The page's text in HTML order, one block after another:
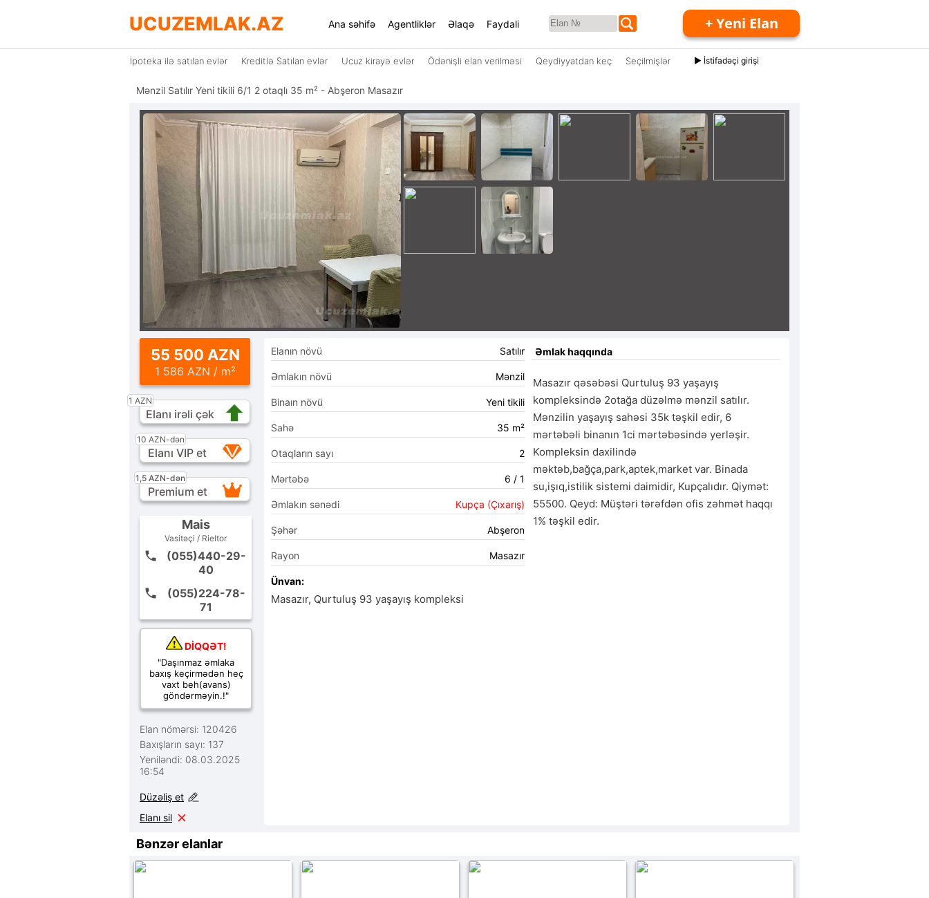
UCUZEMLAK.AZ Ana səhifə Agentliklər Əlaqə Faydali + Yeni Elan
İpoteka ilə satılan evlər Kreditlə Satılan evlər Ucuz kirayə evlər Ödənişli elan verilməsi Qeydiyyatdan keç Seçilmişlər ► İstifadəçi girişi
Mənzil Satılır Yeni tikili 6/1 2 otaqlı 35 m² - Abşeron Masazır
55 500 AZN
1 586 AZN / m²
1 AZN
Elanı irəli çək
10 AZN-dən
Elanı VIP et
1,5 AZN-dən
Premium et
Mais
Vasitəçi / Rieltor
(055)440-29-
40
(055)224-78-
71
DİQQƏT!
"Daşınmaz əmlaka
baxış keçirmədən heç
vaxt beh(avans)
göndərməyin.!"
Elan nömərsi: 120426
Baxışların sayı: 137
Yeniləndi: 08.03.2025
16:54
Düzəliş et
Elanı sil
Elanın növü Satılır
Əmlakın növü Mənzil
Binaın növü Yeni tikili
Sahə 35 m²
Otaqların sayı 2
Mərtəbə 6 / 1
Əmlakın sənədi Kupça (Çıxarış)
Şəhər Abşeron
Rayon Masazır
Ünvan:
Masazır, Qurtuluş 93 yaşayış kompleksi
Əmlak haqqında
Masazır qəsəbəsi Qurtuluş 93 yaşayış
kompleksində 2otağa düzəlmə mənzil satılır.
Mənzilin yaşayış sahəsi 35k təşkil edir, 6
mərtəbəli binanın 1ci mərtəbəsində yerləşir.
Kompleksin daxilində
məktəb,bağça,park,aptek,market var. Binada
su,işıq,istilik sistemi daimidir, Kupçalıdır. Qiymət:
55500. Qeyd: Müştəri tərəfdən ofis zəhmət haqqı
1% təşkil edir.
Bənzər elanlar